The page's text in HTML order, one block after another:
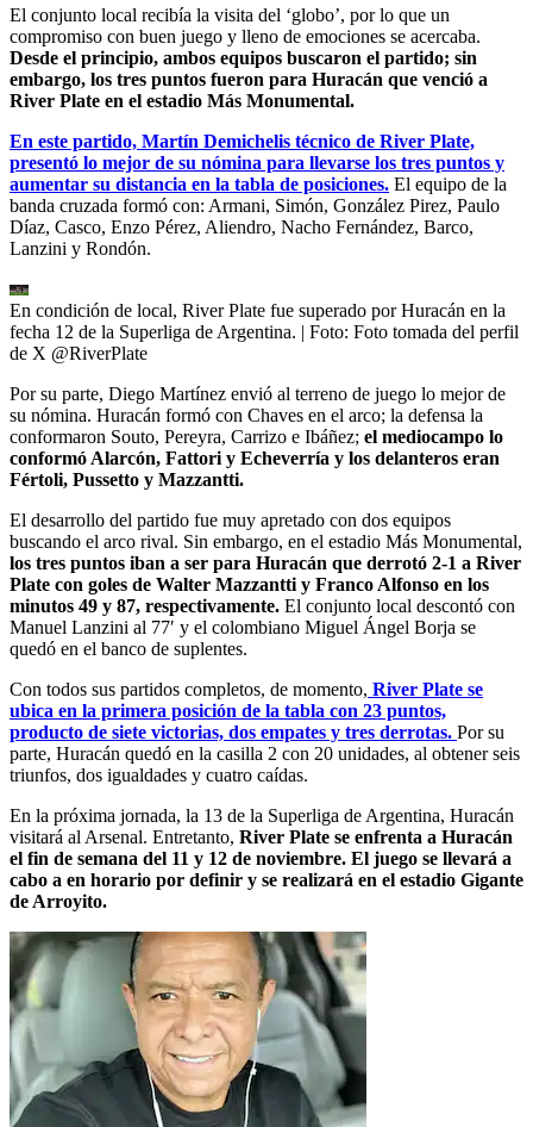
El conjunto local recibía la visita del ‘globo’, por lo que un
compromiso con buen juego y lleno de emociones se acercaba.
Desde el principio, ambos equipos buscaron el partido; sin
embargo, los tres puntos fueron para Huracán que venció a
River Plate en el estadio Más Monumental.
En este partido, Martín Demichelis técnico de River Plate,
presentó lo mejor de su nómina para llevarse los tres puntos y
aumentar su distancia en la tabla de posiciones. El equipo de la
banda cruzada formó con: Armani, Simón, González Pirez, Paulo
Díaz, Casco, Enzo Pérez, Aliendro, Nacho Fernández, Barco,
Lanzini y Rondón.
En condición de local, River Plate fue superado por Huracán en la
fecha 12 de la Superliga de Argentina. | Foto: Foto tomada del perfil
de X @RiverPlate
Por su parte, Diego Martínez envió al terreno de juego lo mejor de
su nómina. Huracán formó con Chaves en el arco; la defensa la
conformaron Souto, Pereyra, Carrizo e Ibáñez; el mediocampo lo
conformó Alarcón, Fattori y Echeverría y los delanteros eran
Fértoli, Pussetto y Mazzantti.
El desarrollo del partido fue muy apretado con dos equipos
buscando el arco rival. Sin embargo, en el estadio Más Monumental,
los tres puntos iban a ser para Huracán que derrotó 2-1 a River
Plate con goles de Walter Mazzantti y Franco Alfonso en los
minutos 49 y 87, respectivamente. El conjunto local descontó con
Manuel Lanzini al 77′ y el colombiano Miguel Ángel Borja se
quedó en el banco de suplentes.
Con todos sus partidos completos, de momento, River Plate se
ubica en la primera posición de la tabla con 23 puntos,
producto de siete victorias, dos empates y tres derrotas. Por su
parte, Huracán quedó en la casilla 2 con 20 unidades, al obtener seis
triunfos, dos igualdades y cuatro caídas.
En la próxima jornada, la 13 de la Superliga de Argentina, Huracán
visitará al Arsenal. Entretanto, River Plate se enfrenta a Huracán
el fin de semana del 11 y 12 de noviembre. El juego se llevará a
cabo a en horario por definir y se realizará en el estadio Gigante
de Arroyito.